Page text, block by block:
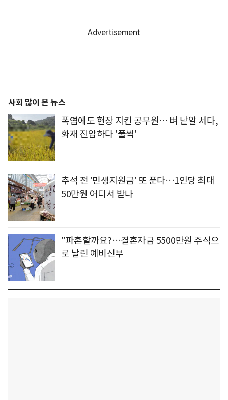
사회 많이 본 뉴스
폭염에도 현장 지킨 공무원… 벼 낱알 세다,
화재 진압하다 '풀썩'
추석 전 '민생지원금' 또 푼다…1인당 최대
50만원 어디서 받나
"파혼할까요?…결혼자금 5500만원 주식으
로 날린 예비신부